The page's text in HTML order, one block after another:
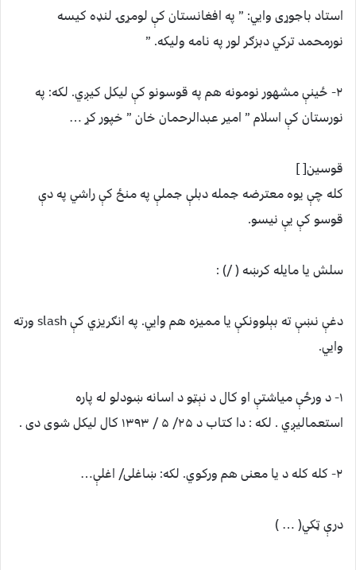
استاد باجوړی وايي: ” په افغانستان کې لومړۍ لنډه کیسه
نورمحمد ترکي دبزګر لور په نامه ولیکه. ”
۲- ځینې مشهور نومونه هم په قوسونو کې لیکل کیږي. لکه: په
نورستان کې اسلام ” امیر عبدالرحمان خان ” خپور کړ …
قوسین[ ]
کله چې یوه معترضه جمله دبلې جملې په منځ کې راشي په دې
قوسو کې یې نیسو.
سلش یا مایله کرښه ( /) :
دغې نښې ته بېلوونکې یا ممیزه هم وايي. په انګریزي کې slash ورته
وايي.
۱- د ورځې مياشتې او کال د نېټو د اسانه ښودلو له پاره
استعمالیږي . لکه : دا کتاب د ۲۵/ ۵ / ۱۳۹۳ کال لیکل شوی دی .
۲- کله کله د یا معنی هم ورکوي. لکه: ښاغلی/ اغلې…
درې ټکي( … )